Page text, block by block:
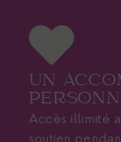
UN
Accès illimité
soutien